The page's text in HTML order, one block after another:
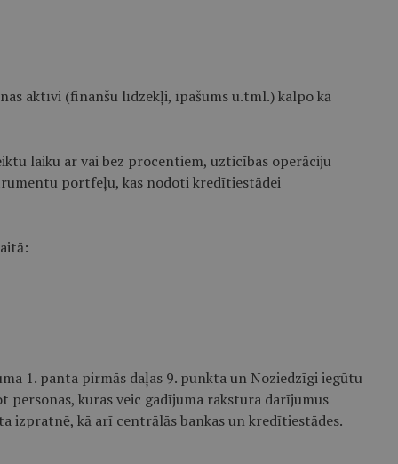
aktīvi (finanšu līdzekļi, īpašums u.tml.) kalpo kā
laiku ar vai bez procentiem, uzticības operāciju
portfeļu, kas nodoti kredītiestādei
1. panta pirmās daļas 9. punkta un Noziedzīgi iegūtu
kuras veic gadījuma rakstura darījumus
izpratnē, kā arī centrālās bankas un kredītiestādes.